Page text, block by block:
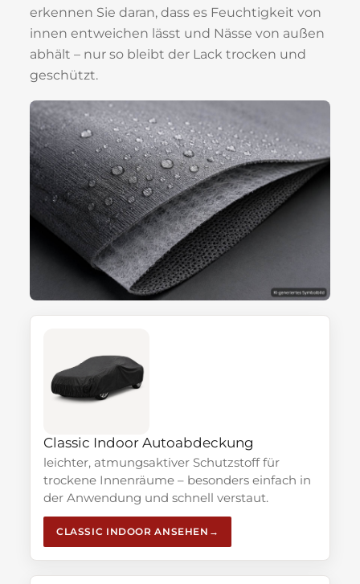
erkennen Sie daran, dass es Feuchtigkeit von
innen entweichen lässt und Nässe von außen
abhält – nur so bleibt der Lack trocken und
geschützt.
Classic Indoor Autoabdeckung
leichter, atmungsaktiver Schutzstoff für
trockene Innenräume – besonders einfach in
der Anwendung und schnell verstaut.
CLASSIC INDOOR ANSEHEN